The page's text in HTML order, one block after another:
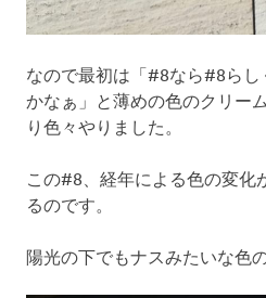
なので最初は「#8なら#8ら
かなぁ」と薄めの色のクリー
り色々やりました。
この#8、経年による色の変化
るのです。
陽光の下でもナスみたいな色